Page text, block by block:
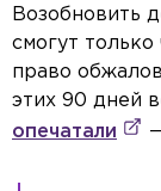
Возобновить
смогут
право
этих 90 дней
опечатали